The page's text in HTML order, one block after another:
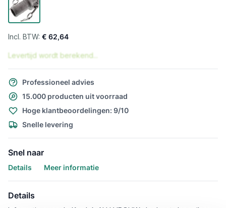
€ 62,64
Levertijd wordt berekend...
Professioneel advies
15.000 producten uit voorraad
Hoge klantbeoordelingen: 9/10
Snelle levering
Snel naar
Details Meer informatie
Details